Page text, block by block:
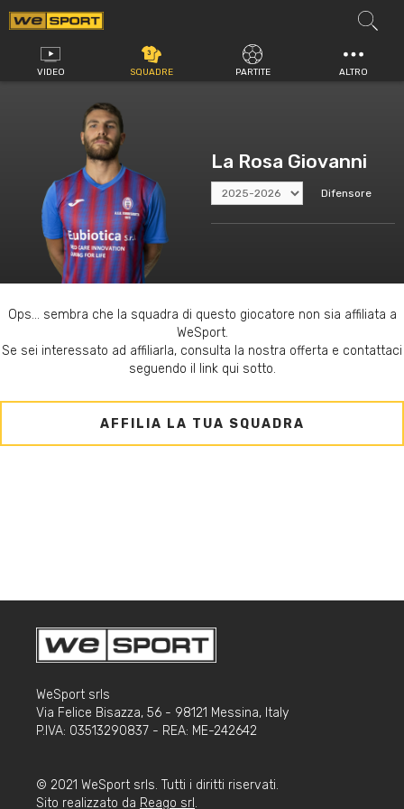
Vai
al
contenuto
VIDEO SQUADRE PARTITE ALTRO
La Rosa Giovanni
Difensore
Ops... sembra che la squadra di questo giocatore non sia affiliata a
WeSport.
Se sei interessato ad affiliarla, consulta la nostra offerta e contattaci
seguendo il link qui sotto.
AFFILIA LA TUA SQUADRA
WeSport srls
Via Felice Bisazza, 56 - 98121 Messina, Italy
P.IVA: 03513290837 - REA: ME-242642
© 2021 WeSport srls. Tutti i diritti riservati.
Sito realizzato da Reago srl .